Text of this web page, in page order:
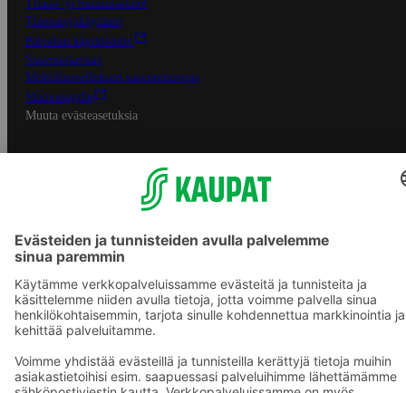
Tilaus- ja toimitusehdot
Tietosuojakäytäntö
Palvelun käyttöehdot
Saavutettavuus
Mobiilisovelluksen saavutettavuus
Mainostajalle
Muuta evästeasetuksia
S-ryhmän palvelut
S-ryhmä
Asiakasomistajuus
Yhteishyvä Ruoka -sovellus
S-ostoslista -sovellus
Prisma.fi
Sokos.fi
S-Pankki
Yhteishyvä